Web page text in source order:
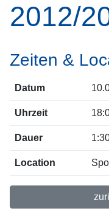
2012/
Zeiten &
Datum
Uhrzeit
Dauer
Location